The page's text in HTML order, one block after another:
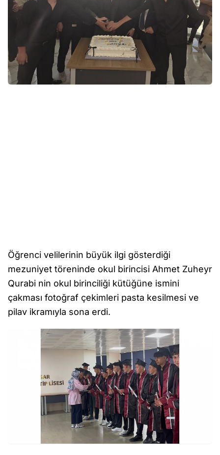
Öğrenci velilerinin büyük ilgi gösterdiği
mezuniyet töreninde okul birincisi Ahmet Zuheyr
Qurabi nin okul birinciliği kütüğüne ismini
çakması fotoğraf çekimleri pasta kesilmesi ve
pilav ikramıyla sona erdi.